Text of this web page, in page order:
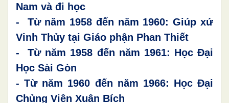
Nam và đi học
- Từ năm 1958 đến năm 1960: Giúp xứ
Vinh Thủy tại Giáo phận Phan Thiết
- Từ năm 1958 đến năm 1961: HọcĐại
Học Sài Gòn
- Từ năm 1960 đến năm 1966: Học Đại
Chủng Viện Xuân Bích